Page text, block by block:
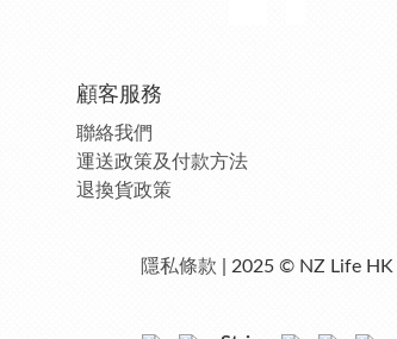
顧客服務
聯絡我們
運送政策及付款方法
退換貨政策
隱私條款 | 2025 © NZ Life HK